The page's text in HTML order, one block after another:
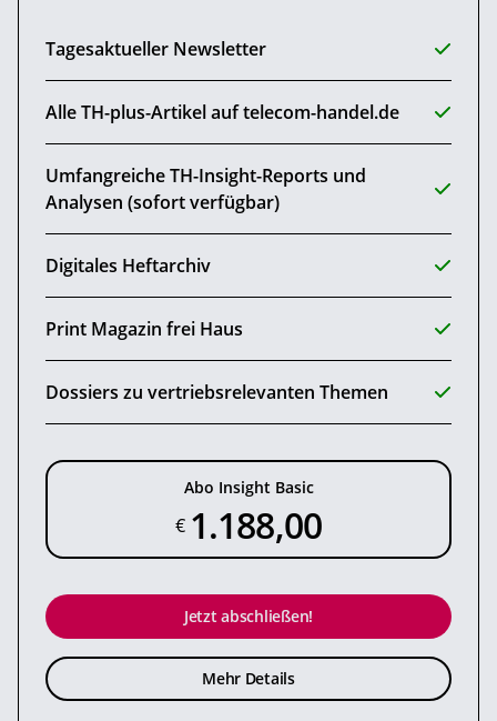
Tagesaktueller Newsletter
Alle TH-plus-Artikel auf telecom-handel.de
Umfangreiche TH-Insight-Reports und
Analysen (sofort verfügbar)
Digitales Heftarchiv
Print Magazin frei Haus
Dossiers zu vertriebsrelevanten Themen
Abo Insight Basic
€ 1.188,00
Jetzt abschließen!
Mehr Details